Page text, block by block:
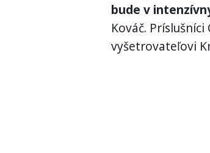
bude v
Kováč.
vyšetrovateľovi